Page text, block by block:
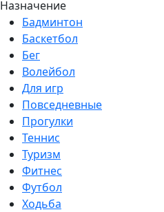
Назначение
Бадминтон
Баскетбол
Бег
Волейбол
Для игр
Повседневные
Прогулки
Теннис
Туризм
Фитнес
Футбол
Ходьба